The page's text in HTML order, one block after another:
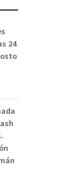
24